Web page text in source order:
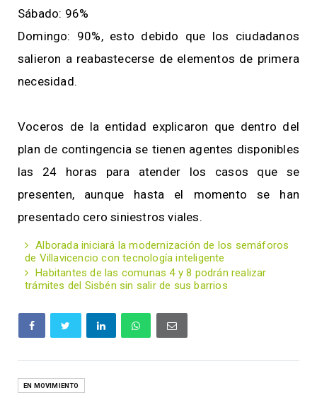
Sábado: 96%
Domingo: 90%, esto debido que los ciudadanos
salieron a reabastecerse de elementos de primera
necesidad.
Voceros de la entidad explicaron que dentro del
plan de contingencia se tienen agentes disponibles
las 24 horas para atender los casos que se
presenten, aunque hasta el momento se han
presentado cero siniestros viales.
Alborada iniciará la modernización de los semáforos
de Villavicencio con tecnología inteligente
Habitantes de las comunas 4 y 8 podrán realizar
trámites del Sisbén sin salir de sus barrios
EN MOVIMIENTO